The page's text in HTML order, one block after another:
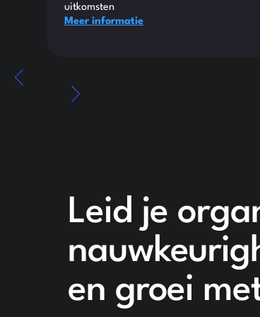
uitkomsten
Meer informatie
Leid je
en groei